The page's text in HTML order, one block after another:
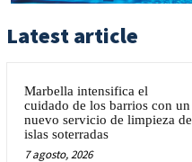
Latest article
Marbella intensifica el
cuidado de los barrios con un
nuevo servicio de limpieza de
islas soterradas
7 agosto, 2026